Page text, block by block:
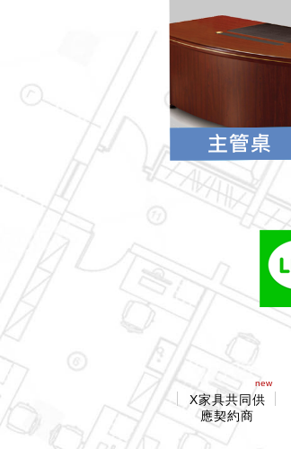
new
X家具共同供
應契約商